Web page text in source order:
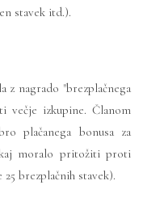
stavek itd.).
nagrado "brezplačnega
večje izkupine. Članom
plačanega bonusa za
moralo pritožiti proti
brezplačnih stavek).